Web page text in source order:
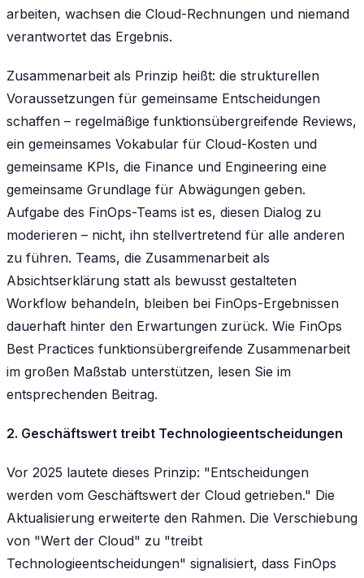
arbeiten, wachsen die Cloud-Rechnungen und niemand
verantwortet das Ergebnis.
Zusammenarbeit als Prinzip heißt: die strukturellen
Voraussetzungen für gemeinsame Entscheidungen
schaffen – regelmäßige funktionsübergreifende Reviews,
ein gemeinsames Vokabular für Cloud-Kosten und
gemeinsame KPIs, die Finance und Engineering eine
gemeinsame Grundlage für Abwägungen geben.
Aufgabe des FinOps-Teams ist es, diesen Dialog zu
moderieren – nicht, ihn stellvertretend für alle anderen
zu führen. Teams, die Zusammenarbeit als
Absichtserklärung statt als bewusst gestalteten
Workflow behandeln, bleiben bei FinOps-Ergebnissen
dauerhaft hinter den Erwartungen zurück. Wie FinOps
Best Practices funktionsübergreifende Zusammenarbeit
im großen Maßstab unterstützen, lesen Sie im
entsprechenden Beitrag.
2. Geschäftswert treibt Technologieentscheidungen
Vor 2025 lautete dieses Prinzip: "Entscheidungen
werden vom Geschäftswert der Cloud getrieben." Die
Aktualisierung erweiterte den Rahmen. Die Verschiebung
von "Wert der Cloud" zu "treibt
Technologieentscheidungen" signalisiert, dass FinOps